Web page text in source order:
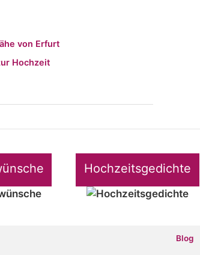
von Erfurt
Hochzeit
Hochzeitsgedichte
Blog